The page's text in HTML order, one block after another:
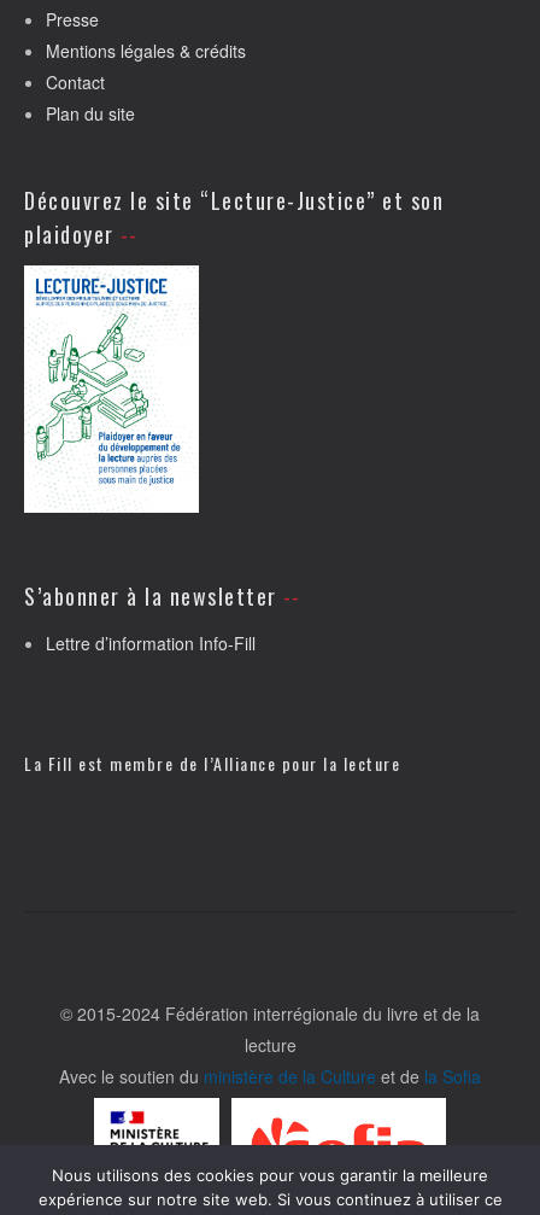
Presse
Mentions légales & crédits
Contact
Plan du site
Découvrez le site “Lecture-Justice” et son
plaidoyer
S’abonner à la newsletter
Lettre d’information Info-Fill
La Fill est membre de l’Alliance pour la lecture
© 2015-2024 Fédération interrégionale du livre et de la
lecture
Avec le soutien du ministère de la Culture et de la Sofia
Nous utilisons des cookies pour vous garantir la meilleure
expérience sur notre site web. Si vous continuez à utiliser ce